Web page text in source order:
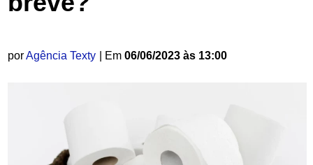
porAgência Texty | Em 06/06/2023 às 13:00